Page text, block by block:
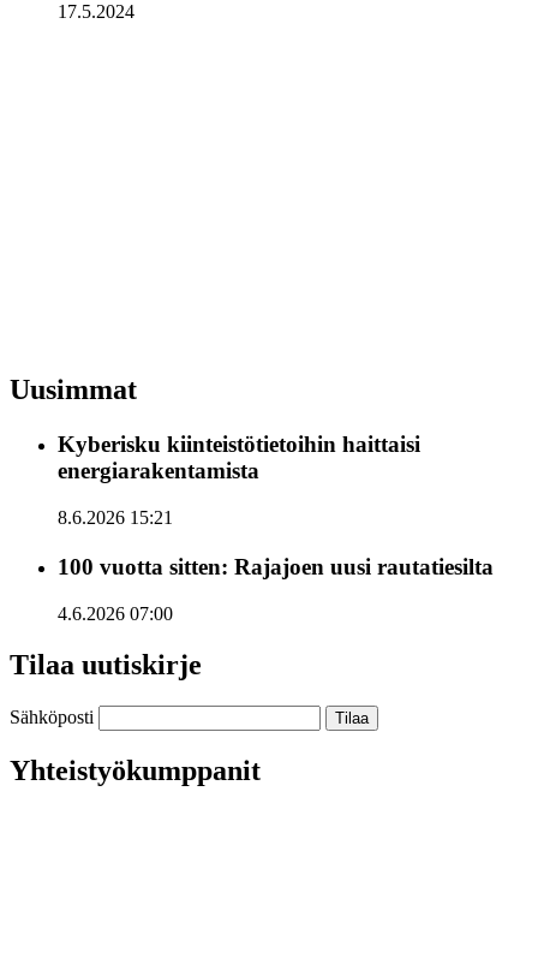
17.5.2024
Uusimmat
Kyberisku kiinteistötietoihin haittaisi
energiarakentamista
8.6.2026 15:21
100 vuotta sitten: Rajajoen uusi rautatiesilta
4.6.2026 07:00
Tilaa uutiskirje
Sähköposti
Yhteistyökumppanit